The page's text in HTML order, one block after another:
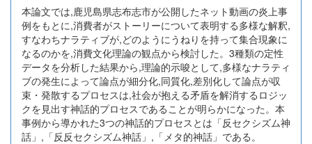
本論文では,鹿児島県志布志市が公開したネット動画の炎上事
例をもとに,消費者がストーリーについて表明する多様な解釈,
すなわちナラティブが,どのようにうねりを持って集合現象に
なるのかを,消費文化理論の観点から検討した。3種類の定性
データを分析した結果から,理論的示唆として,多様なナラティ
ブの発生によって論点が細分化,同質化,差別化して論点が収
束・発散するプロセスは,社会が抱える矛盾を解消するロジッ
クを見出す神話的プロセスであることが明らかになった。本
事例から導かれた3つの神話的プロセスとは「反セクシズム神
話」,「反反セクシズム神話」,「メタ的神話」である。